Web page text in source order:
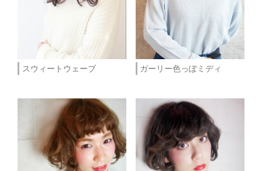
スウィートウェーブ ガーリー色っぽミディ